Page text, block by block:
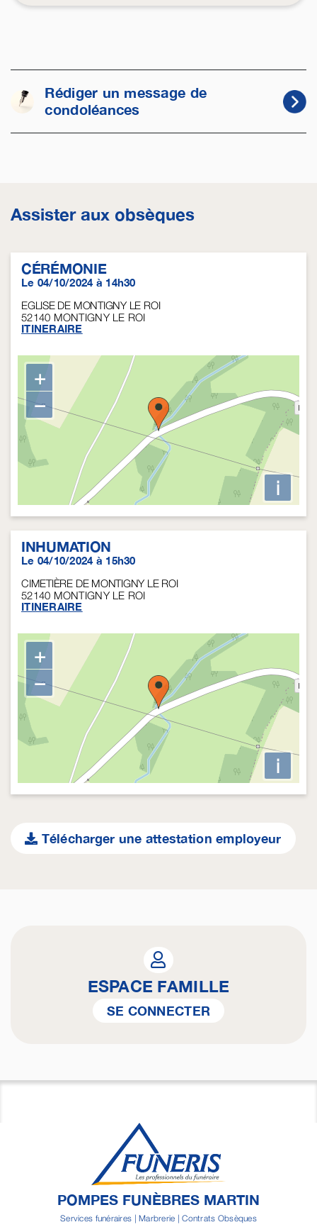
Rédiger un message de
condoléances
Assister aux obsèques
CÉRÉMONIE
Le 04/10/2024 à 14h30
EGLISE DE MONTIGNY LE ROI
52140 MONTIGNY LE ROI
ITINERAIRE
+
−
i
INHUMATION
Le 04/10/2024 à 15h30
CIMETIÈRE DE MONTIGNY LE ROI
52140 MONTIGNY LE ROI
ITINERAIRE
+
−
i
Télécharger une attestation employeur
ESPACE FAMILLE
SE CONNECTER
POMPES FUNÈBRES MARTIN
Services funéraires | Marbrerie | Contrats Obsèques